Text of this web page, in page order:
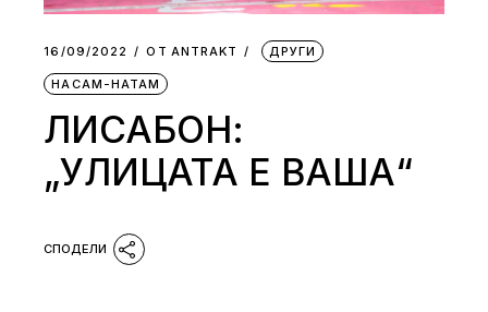
16/09/2022 ОТ АNTRAKT ДРУГИ
НАСАМ-НАТАМ
ЛИСАБОН:
„УЛИЦАТА Е ВАША“